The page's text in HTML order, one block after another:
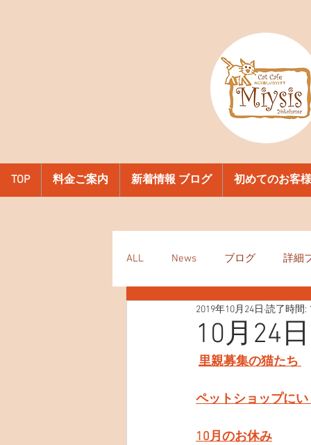
TOP 料金ご案内 新着情報 ブログ 初めてのお客
ALL News ブログ 詳細
10月24
2019年10月24日 読了時間:
里親募集の猫たち
ペットショップに
10月のお休み